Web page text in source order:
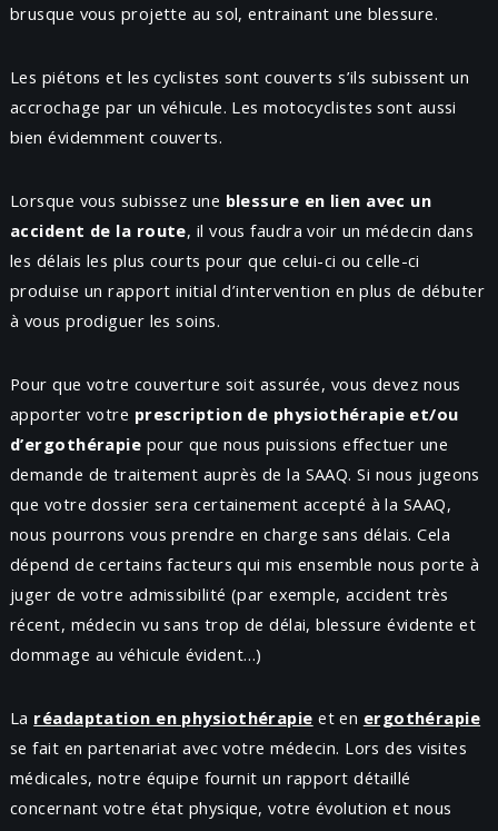
brusque vous projette au sol, entrainant une blessure.
Les piétons et les cyclistes sont couverts s’ils subissent un
accrochage par un véhicule. Les motocyclistes sont aussi
bien évidemment couverts.
Lorsque vous subissez une blessure en lien avec un
accident de la route, il vous faudra voir un médecin dans
les délais les plus courts pour que celui-ci ou celle-ci
produise un rapport initial d’intervention en plus de débuter
à vous prodiguer les soins.
Pour que votre couverture soit assurée, vous devez nous
apporter votre prescription de physiothérapie et/ou
d’ergothérapie pour que nous puissions effectuer une
demande de traitement auprès de la SAAQ. Si nous jugeons
que votre dossier sera certainement accepté à la SAAQ,
nous pourrons vous prendre en charge sans délais. Cela
dépend de certains facteurs qui mis ensemble nous porte à
juger de votre admissibilité (par exemple, accident très
récent, médecin vu sans trop de délai, blessure évidente et
dommage au véhicule évident…)
La réadaptation en physiothérapie et en ergothérapie
se fait en partenariat avec votre médecin. Lors des visites
médicales, notre équipe fournit un rapport détaillé
concernant votre état physique, votre évolution et nous